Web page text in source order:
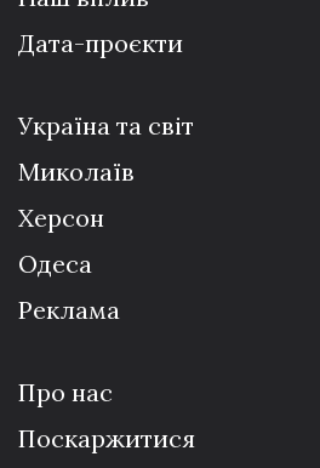
Дата-проєкти
Україна та світ
Миколаїв
Херсон
Одеса
Реклама
Про нас
Поскаржитися